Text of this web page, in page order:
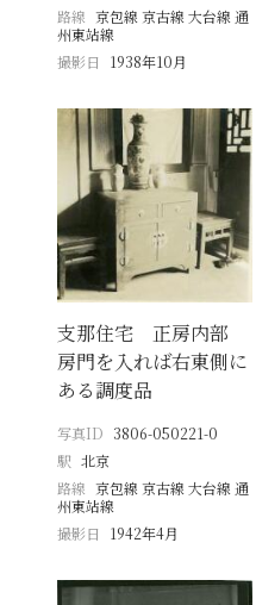
路線 京包線 京古線 大台線 通
州東站線
撮影日
1938年10月
支那住宅 正房内部
房門を入れば右東側に
ある調度品
写真ID 3806-050221-0
駅 北京
路線 京包線 京古線 大台線 通
州東站線
撮影日
1942年4月